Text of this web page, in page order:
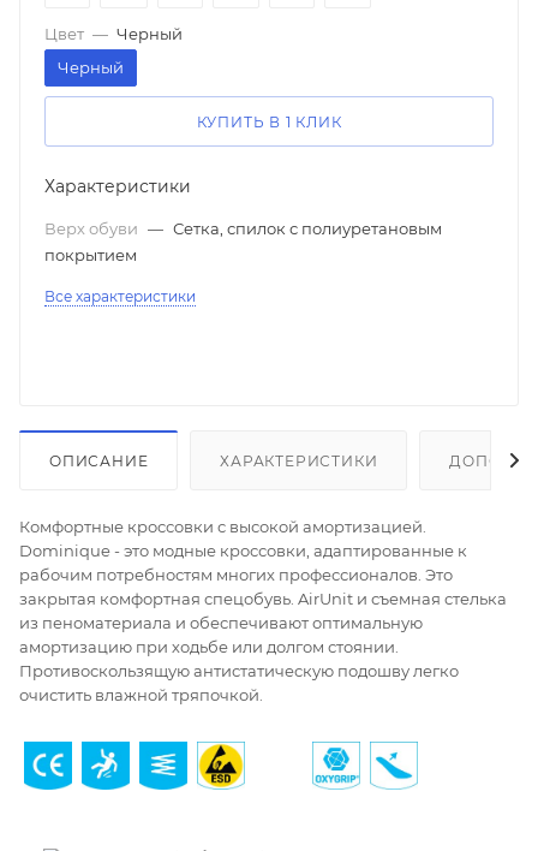
Цвет — Черный
Черный
КУПИТЬ В 1 КЛИК
Характеристики
Верх обуви — Сетка, спилок с полиуретановым
покрытием
Все характеристики
ОПИСАНИЕ ХАРАКТЕРИСТИКИ
Комфортные кроссовки с высокой амортизацией.
Dominique - это модные кроссовки, адаптированные к
рабочим потребностям многих профессионалов. Это
закрытая комфортная спецобувь. AirUnit и съемная стелька
из пеноматериала и обеспечивают оптимальную
амортизацию при ходьбе или долгом стоянии.
Противоскользящую антистатическую подошву легко
очистить влажной тряпочкой.